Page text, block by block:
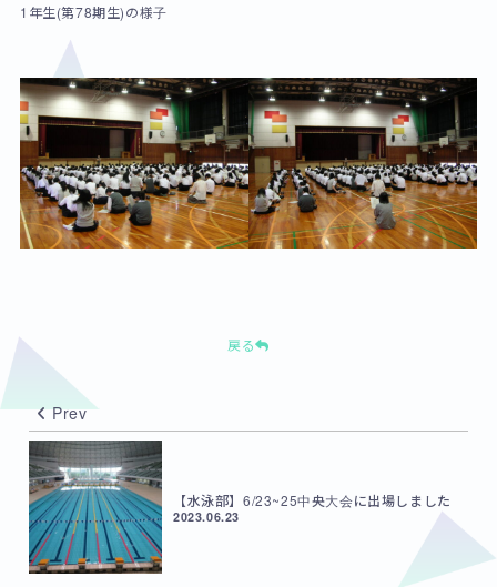
1年生(第78期生)の様子
戻る
Prev
【水泳部】6/23~25中央大会に出場しました
2023.06.23